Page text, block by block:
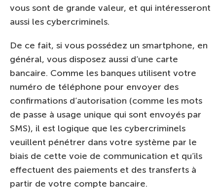
vous sont de grande valeur, et qui intéresseront
aussi les cybercriminels.
De ce fait, si vous possédez un smartphone, en
général, vous disposez aussi d’une carte
bancaire. Comme les banques utilisent votre
numéro de téléphone pour envoyer des
confirmations d’autorisation (comme les mots
de passe à usage unique qui sont envoyés par
SMS), il est logique que les cybercriminels
veuillent pénétrer dans votre système par le
biais de cette voie de communication et qu’ils
effectuent des paiements et des transferts à
partir de votre compte bancaire.